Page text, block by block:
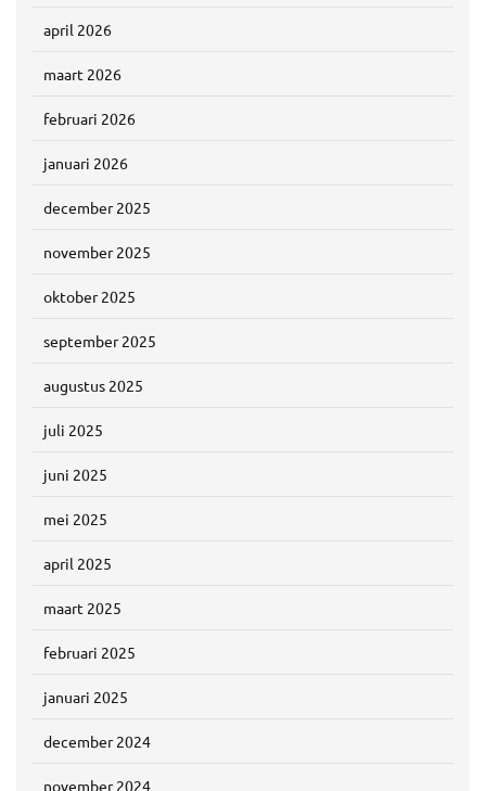
april 2026
maart 2026
februari 2026
januari 2026
december 2025
november 2025
oktober 2025
september 2025
augustus 2025
juli 2025
juni 2025
mei 2025
april 2025
maart 2025
februari 2025
januari 2025
december 2024
november 2024